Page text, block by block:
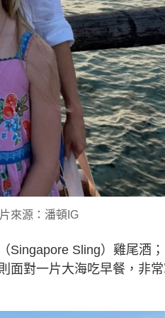
來源：潘頓IG
Singapore Sling）雞尾酒
面對一片大海吃早餐，非